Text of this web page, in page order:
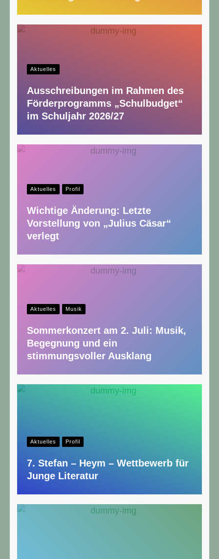
Aktuelles
Ausschreibungen im Rahmen des
Förderprogramms „Schulbudget“
im Schuljahr 2026/27
Aktuelles Profil
Wichtige Änderung: Letzte
Vorstellung von „Julius Cäsar“
verlegt
Aktuelles Musik
Sommerkonzert am 2. Juli: Musik,
Begegnung und ein
stimmungsvoller Ausklang
Aktuelles Profil
7. Stefan – Heym – Wettbewerb für
Junge Literatur